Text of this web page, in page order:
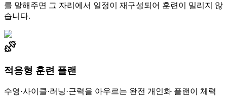
를 말해주면 그 자리에서 일정이 재구성되어 훈련이 밀리지 않
습니다.
적응형 훈련 플랜
수영·사이클·러닝·근력을 아우르는 완전 개인화 플랜이 체력